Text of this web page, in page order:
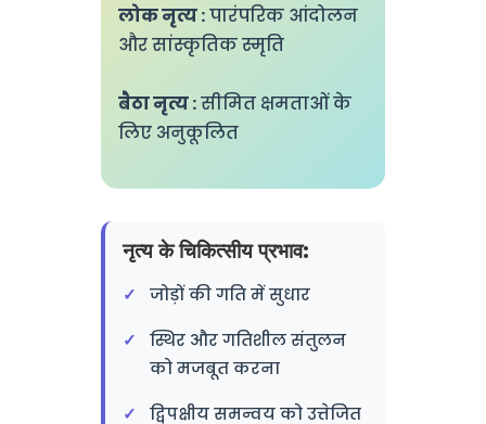
लोक नृत्य :पारंपरिक आंदोलन
और सांस्कृतिक स्मृति
बैठा नृत्य :सीमित क्षमताओं के
लिए अनुकूलित
नृत्य के चिकित्सीय प्रभाव:
जोड़ों की गति में सुधार
स्थिर और गतिशील संतुलन
को मजबूत करना
द्विपक्षीय समन्वय को उत्तेजित